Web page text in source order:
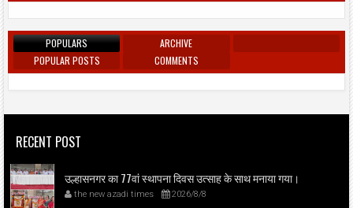
POPULARS
ARCHIVE
POPULAR POSTS
COMMENTS
RECENT POST
उल्हासनगर का 77वां स्थापना दिवस उत्साह के साथ मनाया गया।
the new azadi times 2026/8/8